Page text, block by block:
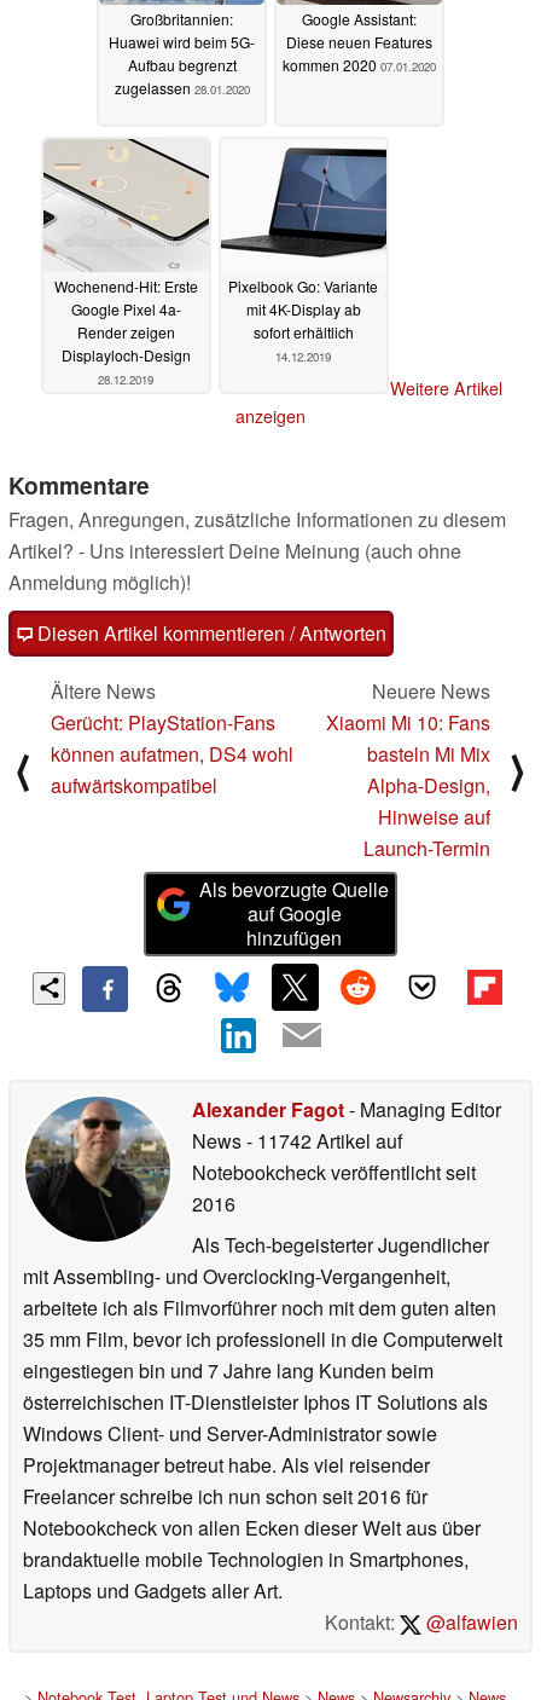
Großbritannien:
Huawei wird beim 5G-
Aufbau begrenzt
zugelassen 28.01.2020
Google Assistant:
Diese neuen Features
kommen 2020 07.01.2020
Wochenend-Hit: Erste
Google Pixel 4a-
Render zeigen
Displayloch-Design
28.12.2019
Pixelbook Go: Variante
mit 4K-Display ab
sofort erhältlich
14.12.2019
Weitere Artikel
anzeigen
Kommentare
Fragen, Anregungen, zusätzliche Informationen zu diesem
Artikel? - Uns interessiert Deine Meinung (auch ohne
Anmeldung möglich)!
Diesen Artikel kommentieren / Antworten
⟨
Ältere News
Gerücht: PlayStation-Fans
können aufatmen, DS4 wohl
aufwärtskompatibel
Neuere News
Xiaomi Mi 10: Fans
basteln Mi Mix
Alpha-Design,
Hinweise auf
Launch-Termin
⟩
Als bevorzugte Quelle
auf Google
hinzufügen
Alexander Fagot- Managing Editor
News- 11742 Artikel auf
Notebookcheck veröffentlichtseit
2016
Als Tech-begeisterter Jugendlicher
mit Assembling- und Overclocking-Vergangenheit,
arbeitete ich als Filmvorführer noch mit dem guten alten
35 mm Film, bevor ich professionell in die Computerwelt
eingestiegen bin und 7 Jahre lang Kunden beim
österreichischen IT-Dienstleister Iphos IT Solutions als
Windows Client- und Server-Administrator sowie
Projektmanager betreut habe. Als viel reisender
Freelancer schreibe ich nun schon seit 2016 für
Notebookcheck von allen Ecken dieser Welt aus über
brandaktuelle mobile Technologien in Smartphones,
Laptops und Gadgets aller Art.
Kontakt:
@alfawien